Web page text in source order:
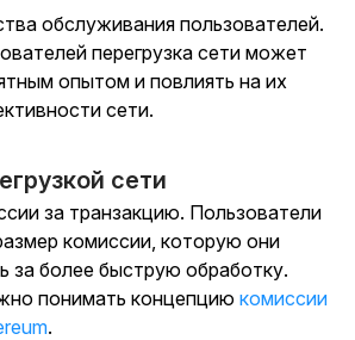
обслуживания пользователей.
перегрузка сети может
опытом и повлиять на их
сети.
сети
за транзакцию. Пользователи
комиссии, которую они
за более быструю обработку.
понимать концепцию комиссии
.